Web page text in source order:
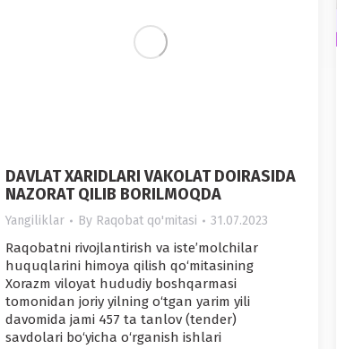
DAVLAT XARIDLARI VAKOLAT DOIRASIDA
NAZORAT QILIB BORILMOQDA
Yangiliklar By Raqobat qo'mitasi 31.07.2023
Raqobatni rivojlantirish va iste’molchilar
huquqlarini himoya qilish qo‘mitasining
Xorazm viloyat hududiy boshqarmasi
tomonidan joriy yilning o‘tgan yarim yili
davomida jami 457 ta tanlov (tender)
savdolari bo‘yicha o‘rganish ishlari